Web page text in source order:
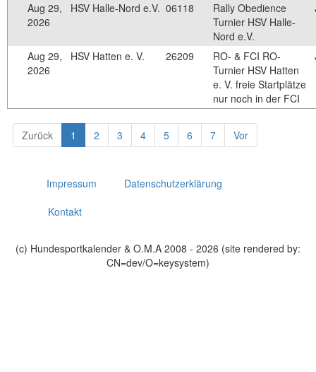
Aug 29,
2026
HSV Halle-Nord e.V. 06118
Rally Obedience
Turnier HSV Halle-
Nord e.V.
Aug 29,
2026
HSV Hatten e. V. 26209
RO- & FCI RO-
Turnier HSV Hatten
e. V. freie Startplätze
nur noch in der FCI
Zurück 1 2 3 4 5 6 7 Vor
Impressum
Datenschutzerklärung
Kontakt
(c) Hundesportkalender & O.M.A 2008 - 2026 (site rendered by:
CN=dev/O=keysystem)